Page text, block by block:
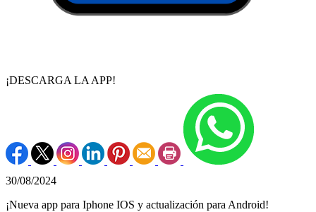
¡DESCARGA LA APP!
30/08/2024
¡Nueva app para Iphone IOS y actualización para Android!